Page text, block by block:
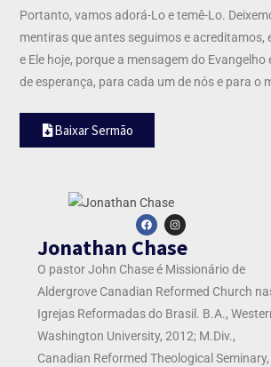
Portanto, vamos adorá-Lo e temê-Lo.
mentiras que antes seguimos e acreditamos,
e Ele hoje, porque a mensagem do
de esperança, para cada um de nós e para o
Baixar Sermão
Jonathan Chase
O pastor John Chase é Missionário de
Aldergrove Canadian Reformed Church
Igrejas Reformadas do Brasil. B.A.,
Washington University, 2012; M.Div.,
Canadian Reformed Theological Seminary,